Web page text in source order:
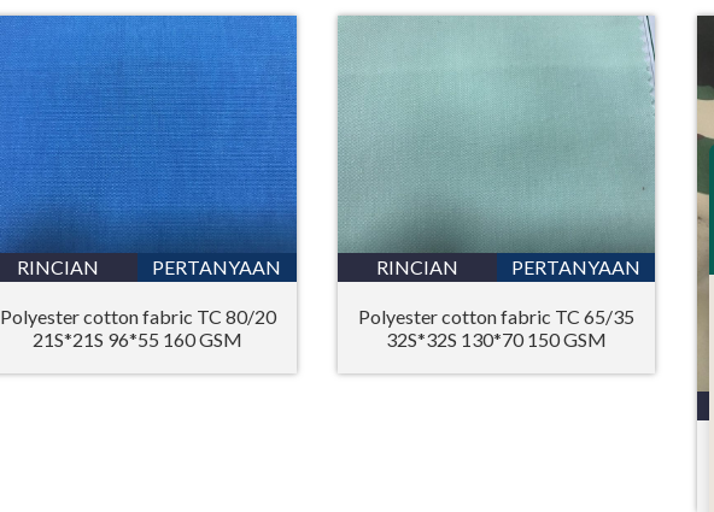
RINCIAN PERTANYAAN
Polyester cotton fabric TC 80/20
21S*21S 96*55 160 GSM
RINCIAN PERTANYAAN
Polyester cotton fabric TC 65/35
32S*32S 130*70 150 GSM